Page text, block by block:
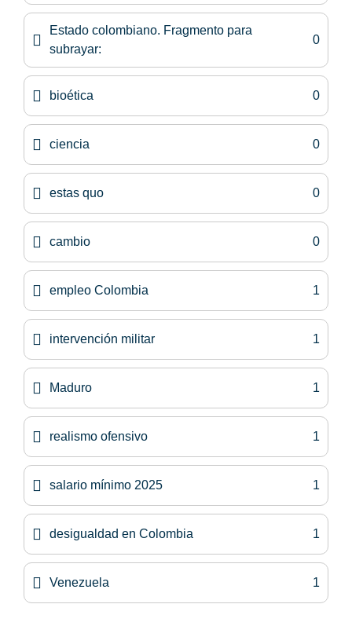
Estado colombiano. Fragmento para
subrayar:
0
bioética 0
ciencia 0
estas quo 0
cambio 0
empleo Colombia 1
intervención militar 1
Maduro 1
realismo ofensivo 1
salario mínimo 2025 1
desigualdad en Colombia 1
Venezuela 1